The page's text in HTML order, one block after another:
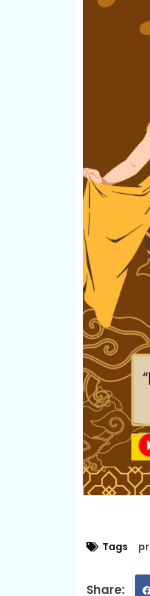
Tags